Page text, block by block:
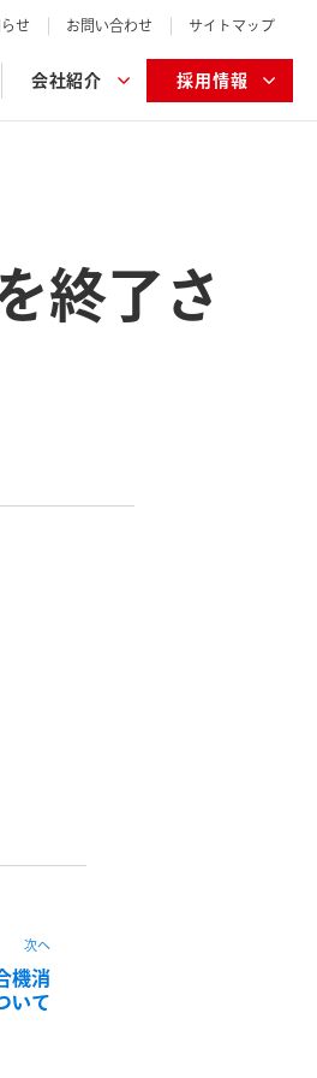
会社紹介 採用情報
せ お問い合わせ サイトマップ
終了さ
次へ
機消
いて